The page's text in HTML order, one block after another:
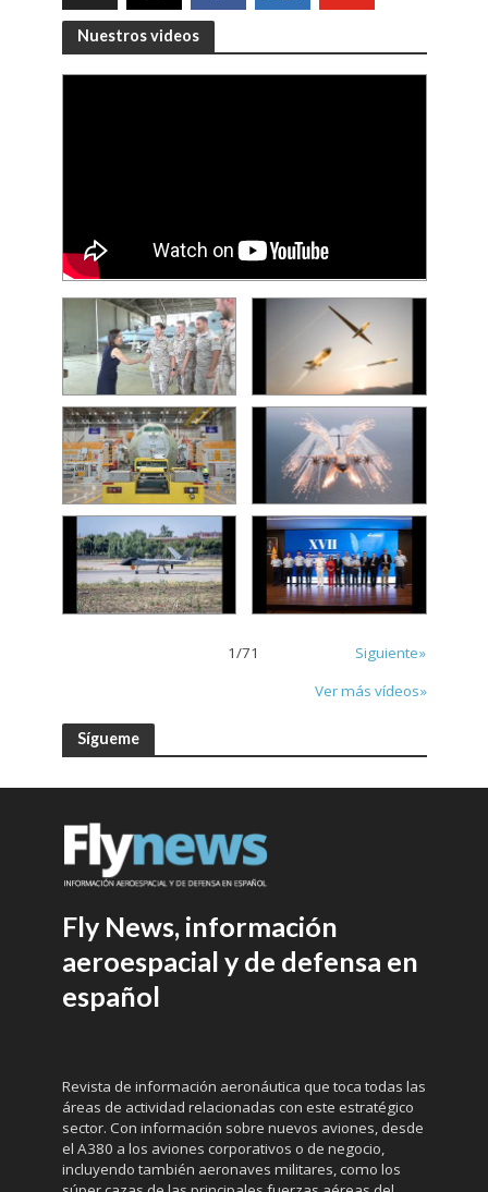
Nuestros videos
1/71
Siguiente»
Ver más vídeos»
Sígueme
Fly News, información
aeroespacial y de defensa en
español
Revista de información aeronáutica que toca todas las
áreas de actividad relacionadas con este estratégico
sector. Con información sobre nuevos aviones, desde
el A380 a los aviones corporativos o de negocio,
incluyendo también aeronaves militares, como los